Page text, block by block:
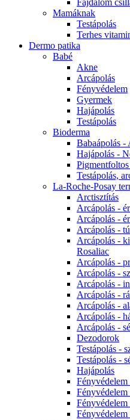
Fájdalom
Mamáknak
Testápolás
Terhes
Dermo patika
Babé
Akne
Arcápolás
Fényvédelem
Gyermek
Hajápolás
Testápolás
Bioderma
Babaápolás -
Hajápolás -
Testápolás,
La-Roche-Posay
Arctisztítás
Arcápolás -
Arcápolás -
Arcápolás -
Arcápolás -
Rosaliac
Arcápolás -
Arcápolás -
Arcápolás -
Arcápolás -
Arcápolás -
Arcápolás -
Arcápolás -
Dezodorok
Testápolás -
Testápolás -
Hajápolás
Fényvédelem
Fényvédelem
Fényvédelem